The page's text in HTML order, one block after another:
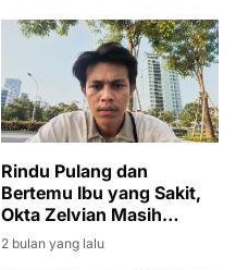
Rindu Pulang dan
Bertemu Ibu yang Sakit,
Okta Zelvian Masih
Menanti Kepulangan dari
Kamboja
2 bulan yang lalu